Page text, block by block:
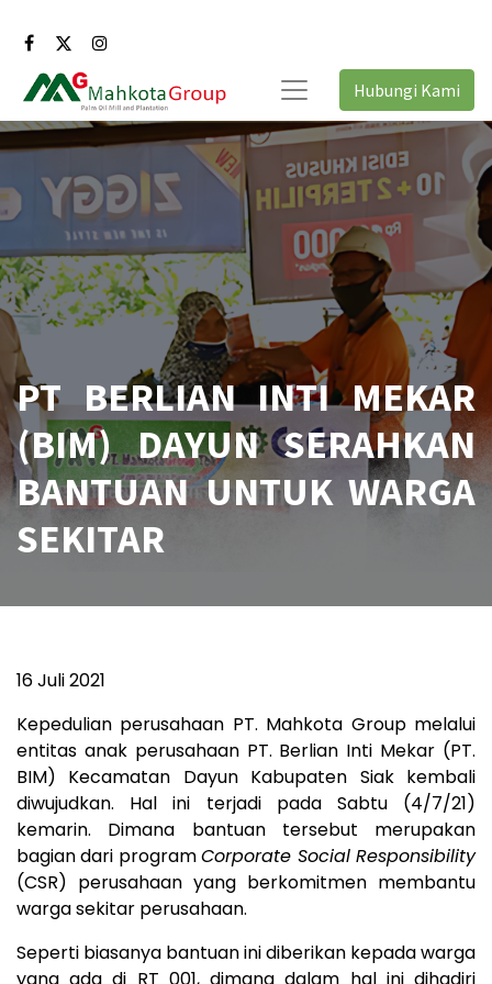
Hubungi Kami
PT BERLIAN INTI MEKAR
(BIM) DAYUN SERAHKAN
BANTUAN UNTUK WARGA
SEKITAR
16 Juli 2021
Kepedulian perusahaan PT. Mahkota Group melalui
entitas anak perusahaan PT. Berlian Inti Mekar (PT.
BIM) Kecamatan Dayun Kabupaten Siak kembali
diwujudkan. Hal ini terjadi pada Sabtu (4/7/21)
kemarin. Dimana bantuan tersebut merupakan
bagian dari programCorporate Social Responsibility
(CSR) perusahaan yang berkomitmen membantu
warga sekitar perusahaan.
Seperti biasanya bantuan ini diberikan kepada warga